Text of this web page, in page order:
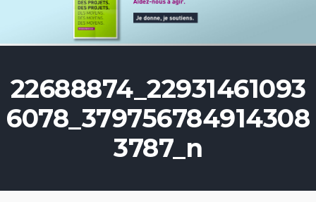
22688874_22931461093
6078_379756784914308
3787_n